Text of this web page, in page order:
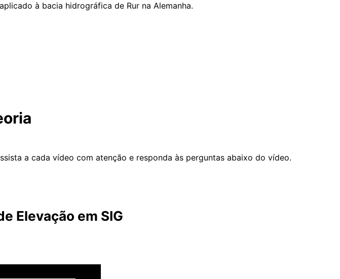
à bacia hidrográfica de Rur na Alemanha.
a cada vídeo com atenção e responda às perguntas abaixo do vídeo.
Elevação em SIG